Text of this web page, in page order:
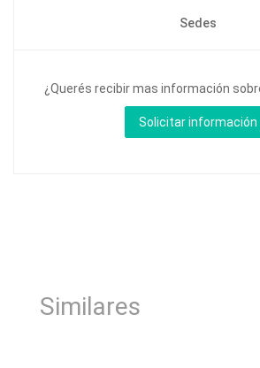
Sedes
¿Querés recibir mas información
Similares